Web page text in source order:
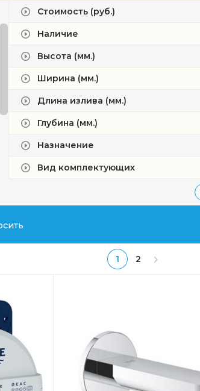
Стоимость (руб.)
Наличие
Высота (мм.)
Ширина (мм.)
Длина излива (мм.)
Глубина (мм.)
Назначение
Вид комплектующих
1 2